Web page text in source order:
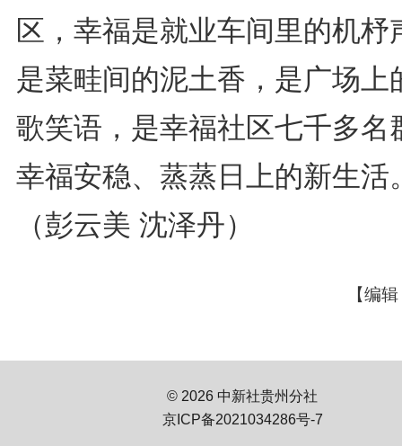
区，幸福是就业车间里的机杼
是菜畦间的泥土香，是广场上
歌笑语，是幸福社区七千多名
幸福安稳、蒸蒸日上的新生活
（彭云美 沈泽丹）
【编
© 2026 中新社贵州分社
京ICP备2021034286号-7